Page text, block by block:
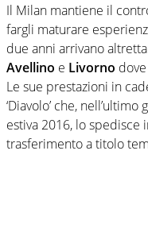
Il Milan mantiene il
fargli maturare
due anni arrivano
Avellino e Livorno
Le sue prestazioni in
‘Diavolo’ che,
estiva 2016, lo spedisce
trasferimento a titolo